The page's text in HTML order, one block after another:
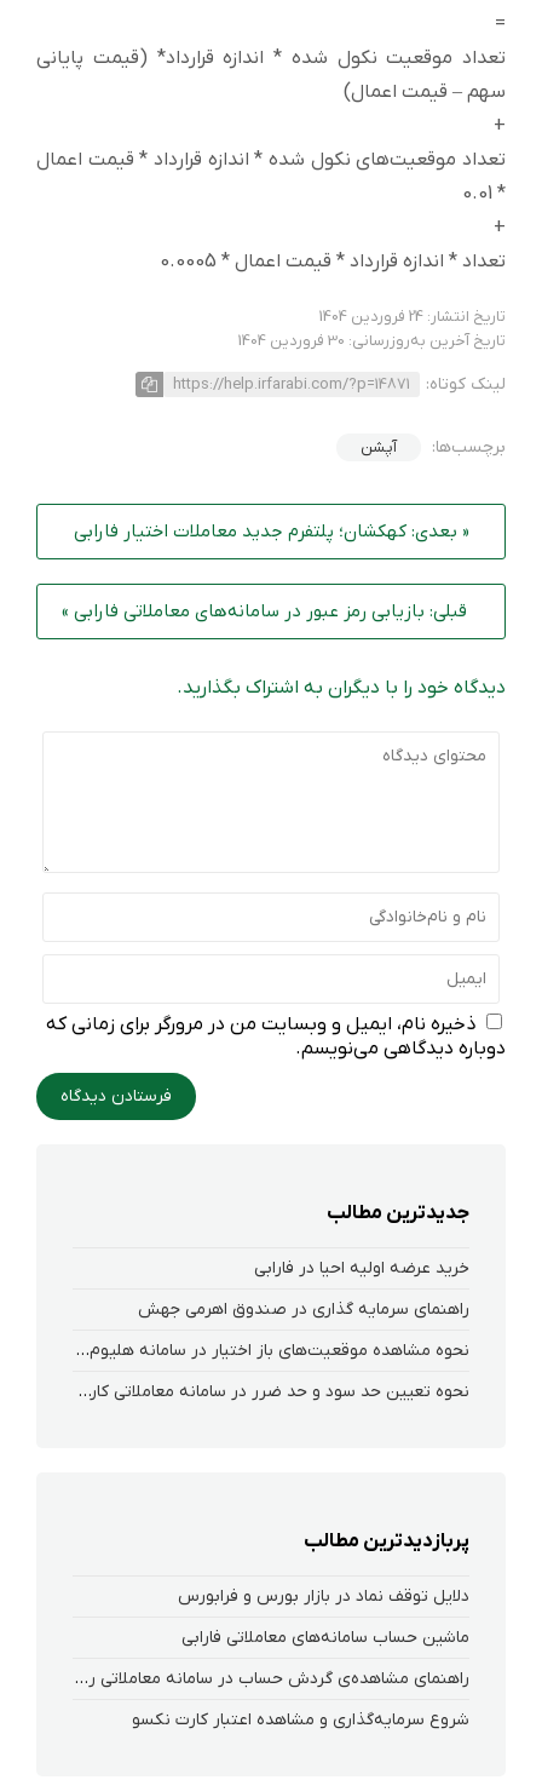
=
تعداد موقعیت نکول شده * اندازه قرارداد* (قیمت پایانی
سهم – قیمت اعمال)
+
تعداد موقعیت‌های نکول شده * اندازه قرارداد * قیمت اعمال
* 0.01
+
تعداد * اندازه قرارداد * قیمت اعمال * 0.0005
تاریخ انتشار: 24 فروردین 1404
تاریخ آخرین به‌روزرسانی: 30 فروردین 1404
لینک کوتاه: https://help.irfarabi.com/?p=14871
برچسب‌ها: آپشن
« بعدی: کهکشان؛ پلتفرم جدید معاملات اختیار فارابی
قبلی: بازیابی رمز عبور در سامانه‌های معاملاتی فارابی »
دیدگاه خود را با دیگران به اشتراک بگذارید.
ذخیره نام، ایمیل و وبسایت من در مرورگر برای زمانی که
دوباره دیدگاهی می‌نویسم.
جدیدترین مطالب
خرید عرضه اولیه احیا در فارابی
راهنمای سرمایه گذاری در صندوق اهرمی جهش
نحوه‌ مشاهده‌ موقعیت‌های باز اختیار در سامانه هلیوم و نکست
نحوه تعیین حد سود و حد ضرر در سامانه معاملاتی کارگزاری فارابی
پربازدیدترین مطالب
دلایل توقف نماد در بازار بورس و فرابورس
ماشین حساب سامانه‌های معاملاتی فارابی
راهنمای مشاهده‌ی گردش حساب در سامانه معاملاتی ریواس
شروع سرمایه‌گذاری و مشاهده اعتبار کارت نکسو